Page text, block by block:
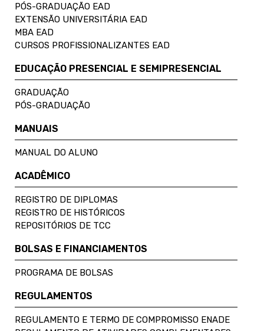
PÓS-GRADUAÇÃO EAD
EXTENSÃO UNIVERSITÁRIA EAD
MBA EAD
CURSOS PROFISSIONALIZANTES EAD
EDUCAÇÃO PRESENCIAL E SEMIPRESENCIAL
GRADUAÇÃO
PÓS-GRADUAÇÃO
MANUAIS
MANUAL DO ALUNO
ACADÊMICO
REGISTRO DE DIPLOMAS
REGISTRO DE HISTÓRICOS
REPOSITÓRIOS DE TCC
BOLSAS E FINANCIAMENTOS
PROGRAMA DE BOLSAS
REGULAMENTOS
REGULAMENTO E TERMO DE COMPROMISSO ENADE